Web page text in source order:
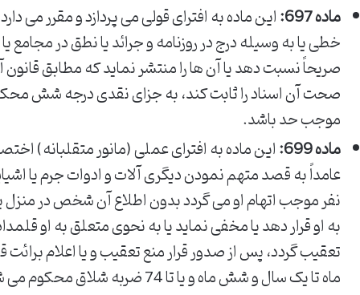
ماده 697:
این ماده به افترای قولی می پردازد و مقرر می
خطی یا به وسیله درج در روزنامه و جرائد یا نطق در مجامع
صریحاً نسبت دهد یا آن ها را منتشر نماید که مطابق
صحت آن اسناد را ثابت کند، به جزای نقدی درجه شش
موجب حد باشد.
ماده 699:
این ماده به افترای عملی (مانور متقلبانه)
عامداً به قصد متهم نمودن دیگری آلات و ادوات جرم یا
نفر موجب اتهام او می گردد بدون اطلاع آن شخص در
به او قرار دهد یا مخفی نماید یا به نحوی متعلق به او
تعقیب گردد، پس از صدور قرار منع تعقیب و یا اعلام
ماه تا یک سال و شش ماه و یا تا 74 ضربه شلاق محکوم می شود.